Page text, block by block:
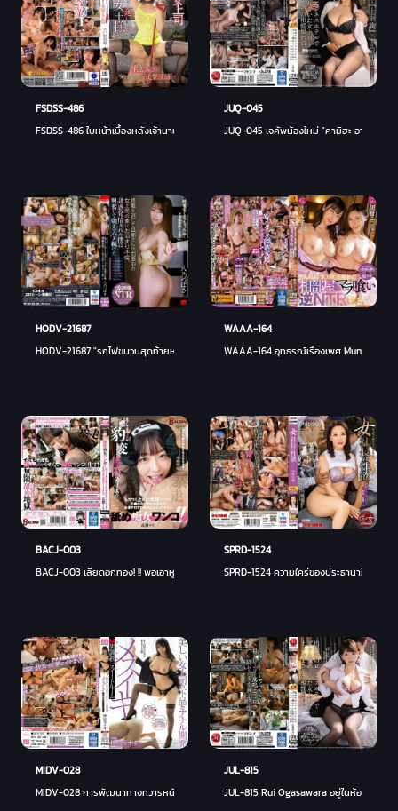
FSDSS-486
FSDSS-486 ใบหน้าเบื้องหลังเจ้านายหญิงที่ใจดีคือราชินีเลวที่ตามล่าผู้ชายมาโซคิสม์ด้วยกา
JUQ-045
JUQ-045 เจคัพน้องใหม่ "คามิฮะ อายะ" x
HODV-21687
HODV-21687 "รถไฟขบวนสุดท้ายหายไป ... งั้นไปกันเถอะ" พลาดรถไฟขบวนสุดท้ายสามีข
WAAA-164
WAAA-164 อุทธรณ์เรื่องเพศ Munmun เ
BACJ-003
BACJ-003 เลียดอกทอง! !! พอเอาหูหมาใส่เจ้านายที่บ้าๆ บอๆ ก็เลียไปทั้งตัวจนโง่! !! รินะ ทาคา
SPRD-1524
SPRD-1524 ความใคร่ของประธานาธิบดีห
MIDV-028
MIDV-028 การพัฒนาทางทวารหนักหยาบคายของเจ้านายหญิงที่สวยงาม Mesuiki M Man
JUL-815
JUL-815 Rui Ogasawara อยู่ในห้องร่วมกั